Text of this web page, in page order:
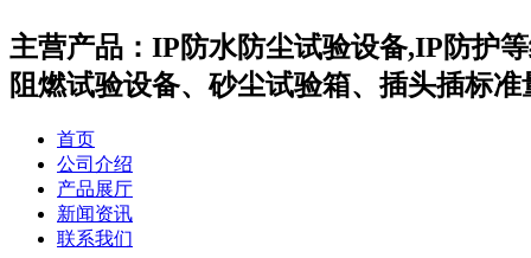
主营产品：IP防水防尘试验设备,IP防护
阻燃试验设备、砂尘试验箱、插头插标
首页
公司介绍
产品展厅
新闻资讯
联系我们